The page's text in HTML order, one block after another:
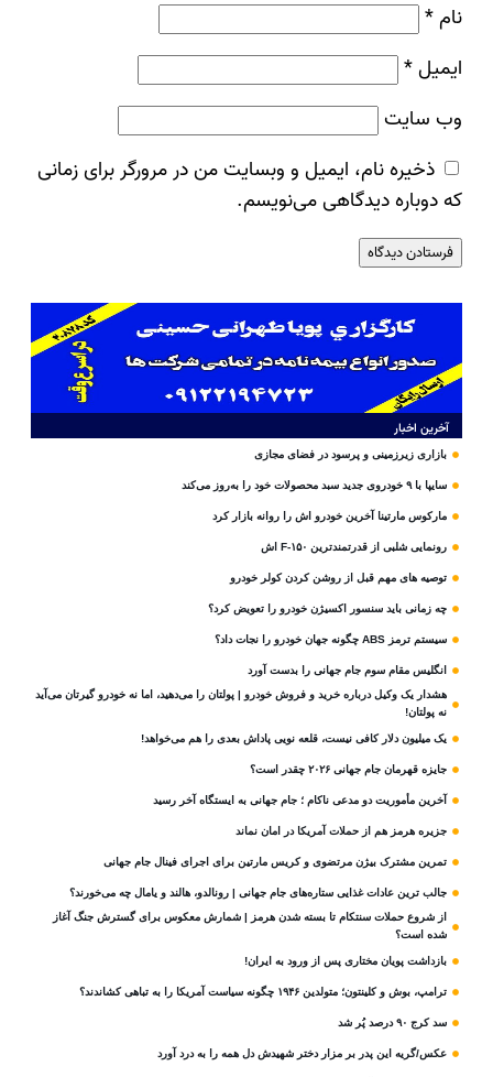
نام*
ایمیل*
وب‌ سایت
ذخیره نام، ایمیل و وبسایت من در مرورگر برای زمانی
که دوباره دیدگاهی می‌نویسم.
آخرین اخبار
بازاری زیرزمینی و پرسود در فضای مجازی
سایپا با ۹ خودروی جدید سبد محصولات خود را به‌روز می‌کند
مارکوس مارتینا آخرین خودرو اش را روانه بازار کرد
رونمایی شلبی از قدرتمندترین F-۱۵۰ اش
توصیه های مهم قبل از روشن کردن کولر خودرو
چه زمانی باید سنسور اکسیژن خودرو را تعویض کرد؟
سیستم ترمز ABS چگونه جهان خودرو را نجات داد؟
انگلیس مقام سوم جام‌ جهانی را بدست آورد
هشدار یک وکیل درباره خرید و فروش خودرو | پولتان را می‌دهید، اما نه خودرو گیرتان می‌آید
نه پولتان!
یک میلیون دلار کافی نیست، قلعه‌ نویی پاداش بعدی را هم می‌خواهد!
جایزه قهرمان جام جهانی ۲۰۲۶ چقدر است؟
آخرین مأموریت دو مدعی ناکام ؛ جام جهانی به ایستگاه آخر رسید
جزیره هرمز هم از حملات آمریکا در امان نماند
تمرین مشترک بیژن مرتضوی و کریس مارتین برای اجرای فینال جام جهانی
جالب ترین عادات غذایی ستاره‌های جام جهانی | رونالدو، هالند و یامال چه می‌خورند؟
از شروع حملات سنتکام تا بسته شدن هرمز | شمارش معکوس برای گسترش جنگ آغاز
شده است؟
بازداشت پویان مختاری پس از ورود به ایران!
ترامپ، بوش و کلینتون؛ متولدین ۱۹۴۶ چگونه سیاست آمریکا را به تباهی کشاندند؟
سد کرج ۹۰ درصد پُر شد
عکس/گریه این پدر بر مزار دختر شهیدش دل همه را به درد آورد